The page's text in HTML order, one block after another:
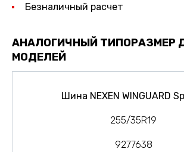
Безналичный расчет
АНАЛОГИЧНЫЙ ТИПОРАЗМЕР
МОДЕЛЕЙ
Шина NEXEN WINGUARD
255/35R19
9277638